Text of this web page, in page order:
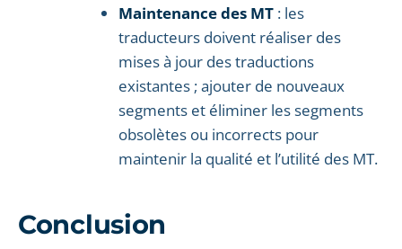
Maintenance des MT : les
traducteurs doivent réaliser des
mises à jour des traductions
existantes ; ajouter de nouveaux
segments et éliminer les segments
obsolètes ou incorrects pour
maintenir la qualité et l’utilité des MT.
Conclusion